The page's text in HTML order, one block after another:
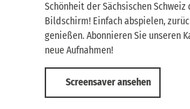
Schönheit der Sächsischen
Bildschirm! Einfach abspielen,
genießen. Abonnieren Sie unseren
neue Aufnahmen!
Screensaver ansehen